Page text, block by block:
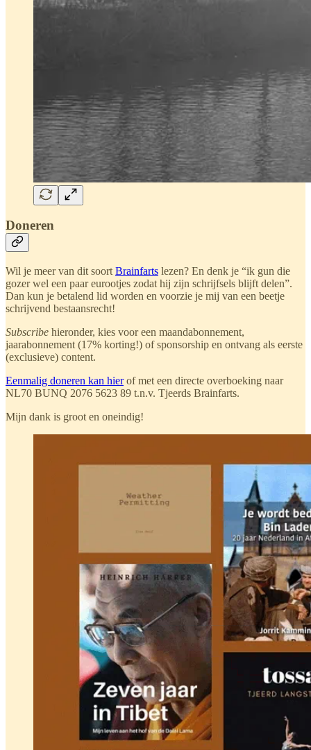
Doneren
Wil je meer van dit soort Brainfarts lezen? En denk je “ik gun die
gozer wel een paar eurootjes zodat hij zijn schrijfsels blijft delen”.
Dan kun je betalend lid worden en voorzie je mij van een beetje
schrijvend bestaansrecht!
Subscribe hieronder, kies voor een maandabonnement,
jaarabonnement (17% korting!) of sponsorship en ontvang als eerste
(exclusieve) content.
Eenmalig doneren kan hierof met een directe overboeking naar
NL70 BUNQ 2076 5623 89 t.n.v. Tjeerds Brainfarts.
Mijn dank is groot en oneindig!